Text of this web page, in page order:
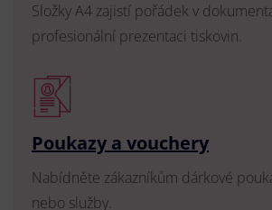
Složky A4 zajistí pořádek v
profesionální prezentaci tiskovin.
Poukazy a vouchery
Nabídněte zákazníkům dárkové
nebo služby.